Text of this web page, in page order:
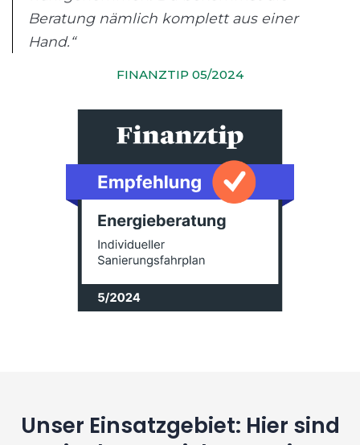
Beratung nämlich komplett aus einer
Hand.“
FINANZTIP 05/2024
Unser Einsatzgebiet: Hier sind